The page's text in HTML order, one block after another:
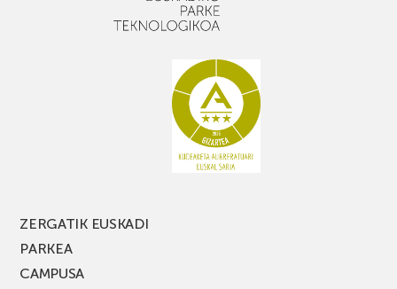
ZERGATIK EUSKADI
PARKEA
CAMPUSA